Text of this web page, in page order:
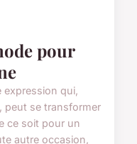
pour
expression qui,
peut se transformer
ce soit pour un
autre occasion,